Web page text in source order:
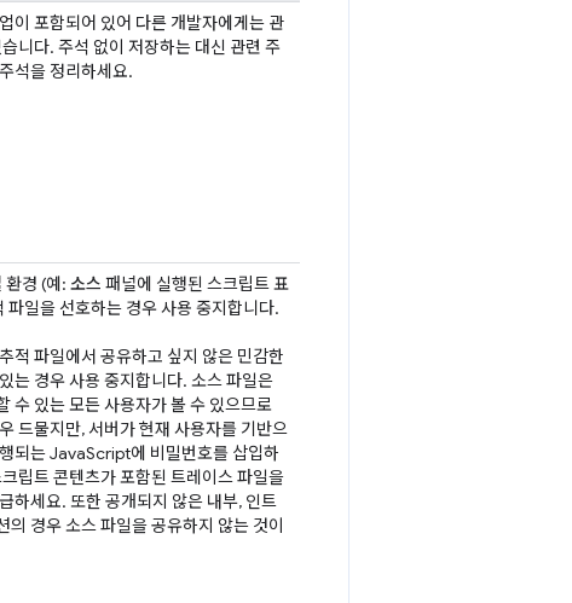
이 포함되어 있어 다른 개발자에게는 관
니다. 주석 없이 저장하는 대신 관련 주
석을 정리하세요.
환경 (예: 소스 패널에 실행된 스크립트 표
파일을 선호하는 경우 사용 중지합니다.
적 파일에서 공유하고 싶지 않은 민감한
는 경우 사용 중지합니다. 소스 파일은
수 있는 모든 사용자가 볼 수 있으므로
드물지만, 서버가 현재 사용자를 기반으
되는 JavaScript에 비밀번호를 삽입하
립트 콘텐츠가 포함된 트레이스 파일을
하세요. 또한 공개되지 않은 내부, 인트
의 경우 소스 파일을 공유하지 않는 것이